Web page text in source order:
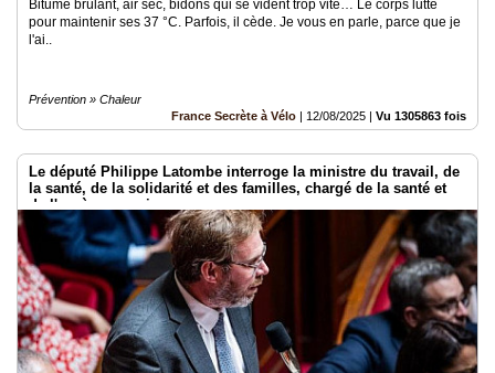
Bitume brûlant, air sec, bidons qui se vident trop vite… Le corps lutte
pour maintenir ses 37 °C. Parfois, il cède. Je vous en parle, parce que je
l'ai..
Prévention » Chaleur
France Secrète à Vélo | 12/08/2025 | Vu 1305863 fois
Le député Philippe Latombe interroge la ministre du travail, de
la santé, de la solidarité et des familles, chargé de la santé et
de l'accès aux soins -